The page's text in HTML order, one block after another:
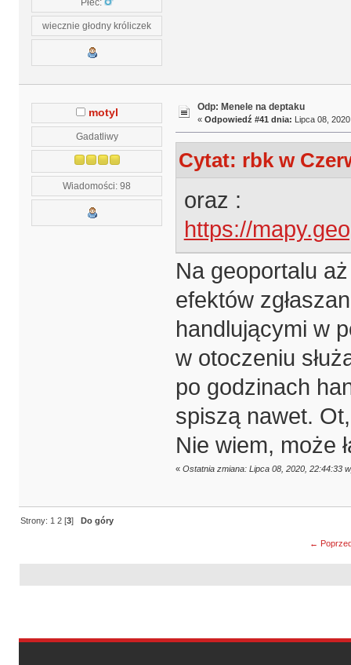
wiecznie głodny króliczek
motyl
Gadatliwy
Wiadomości: 98
Odp: Menele na deptaku
« Odpowiedź #41 dnia: Lipca 08,
Cytat: rbk w
oraz :
https://
Na geoportalu
efektów
handlującymi w
w otoczeniu
po godzinach
spiszą nawet.
Nie wiem, może
« Ostatnia zmiana: Lipca 08, 2020, 22:44:33
Strony: 1 2 [3] Do góry
←